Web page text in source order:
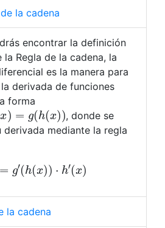
la cadena
encontrar la definición
Regla de la cadena, la
es la manera para
derivada de funciones
forma
g(h(x))
, donde se
derivada mediante la regla
g′(h(x))⋅ ′(x)
la cadena